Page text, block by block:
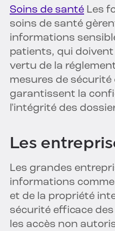
Soins de santé Les
soins de santé
informations
patients, qui
vertu de la
mesures de sécurité
garantissent la
l'intégrité des
Les
Les grandes
informations
et de la propriété
sécurité efficace
les accès non